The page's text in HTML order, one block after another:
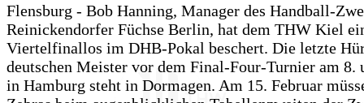
Flensburg - Bob Hanning, Manager des Handball-
Reinickendorfer Füchse Berlin, hat dem THW Kiel
Viertelfinallos im DHB-Pokal beschert. Die letzte
deutschen Meister vor dem Final-Four-Turnier am 8.
in Hamburg steht in Dormagen. Am 15. Februar